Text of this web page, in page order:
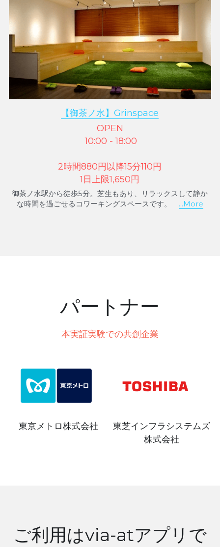
【御茶ノ水】Grinspace
OPEN
10:00 - 18:00
2時間880円以降15分110円
1日上限1,650円
御茶ノ水駅から徒歩5分。芝生もあり、リラックスして静か
な時間を過ごせるコワーキングスペースです。 ...More
パートナー
本実証実験での共創企業
東京メトロ株式会社
東芝インフラシステムズ
株式会社
ご利用はvia-atアプリで